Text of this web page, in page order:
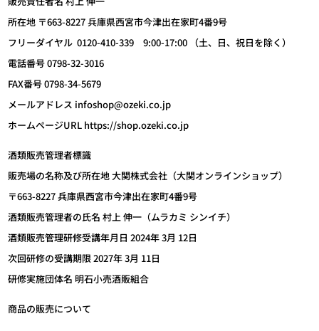
所在地 〒663-8227 兵庫県西宮市今津出在家町4番9号
フリーダイヤル 0120-410-339 9:00-17:00 （土、日、祝日を除く）
電話番号 0798-32-3016
FAX番号 0798-34-5679
メールアドレス infoshop@ozeki.co.jp
ホームページURL https://shop.ozeki.co.jp
酒類販売管理者標識
販売場の名称及び所在地 大関株式会社（大関オンラインショップ）
〒663-8227 兵庫県西宮市今津出在家町4番9号
酒類販売管理者の氏名 村上 伸一（ムラカミ シンイチ）
酒類販売管理研修受講年月日 2024年 3月 12日
次回研修の受講期限 2027年 3月 11日
研修実施団体名 明石小売酒販組合
商品の販売について